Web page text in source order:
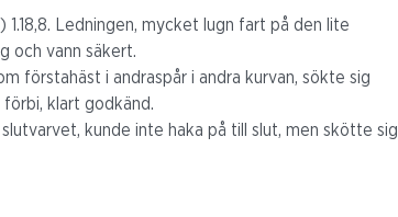
Ledningen, mycket lugn fart på den lite
och vann säkert.
förstahäst i andraspår i andra kurvan, sökte sig
klart godkänd.
kunde inte haka på till slut, men skötte sig